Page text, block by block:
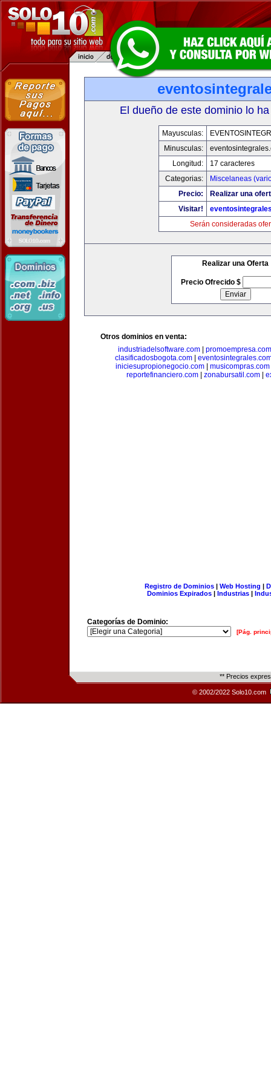
El dueño de este dominio lo
Mayusculas:
Minusculas:
Longitud:
17 caracteres
Categorias:
Miscelaneas
Precio:
Realizar una
Visitar!
Serán consideradas
Realizar una Oferta
Precio Ofrecido $
Otros dominios en venta:
industriadelsoftware.com| promoempresa.com
clasificadosbogota.com
iniciesupropionegocio.com
musicompras.com
reportefinanciero.com| zonabursatil.com|
Registro de Dominios| Web Hosting |
Dominios Expirados | Industrias |
Categorías de Dominio:
[Pág.
** Precios
© 2002/2022 Solo10.com